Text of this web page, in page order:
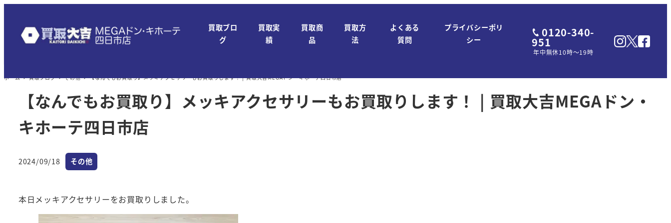
テ
買取ブロ
グ
買取実
績
買取商
品
買取方
法
よくある
質問
プライバシーポリ
シー
0120-340-
951
年中無休10時～19時
ホーム 買取ブログ その他 【なんでもお買取り】メッキアクセサリーもお買取りします！ | 買取大吉MEGAドン・キホーテ四日市店
【なんでもお買取り】メッキアクセサリーもお買取りします！ | 買取大吉MEGAドン・
キホーテ四日市店
投稿日
2024/09/18 カテゴリー
その他
本日メッキアクセサリーをお買取りしました。